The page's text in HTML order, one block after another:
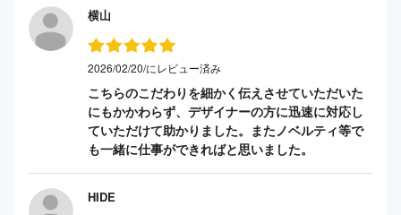
横山
2026/02/20/にレビュー済み
こちらのこだわりを細かく伝えさせていただいた
にもかかわらず、デザイナーの方に迅速に対応し
ていただけて助かりました。またノベルティ等で
も一緒に仕事ができればと思いました。
HIDE